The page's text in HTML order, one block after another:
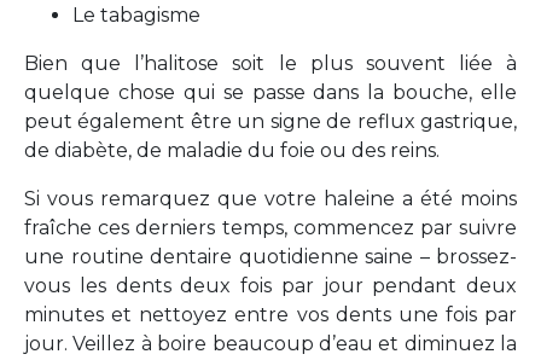
Le tabagisme
Bien que l’halitose soit le plus souvent liée à
quelque chose qui se passe dans la bouche, elle
peut également être un signe de reflux gastrique,
de diabète, de maladie du foie ou des reins.
Si vous remarquez que votre haleine a été moins
fraîche ces derniers temps, commencez par suivre
une routine dentaire quotidienne saine – brossez-
vous les dents deux fois par jour pendant deux
minutes et nettoyez entre vos dents une fois par
jour. Veillez à boire beaucoup d’eau et diminuez la